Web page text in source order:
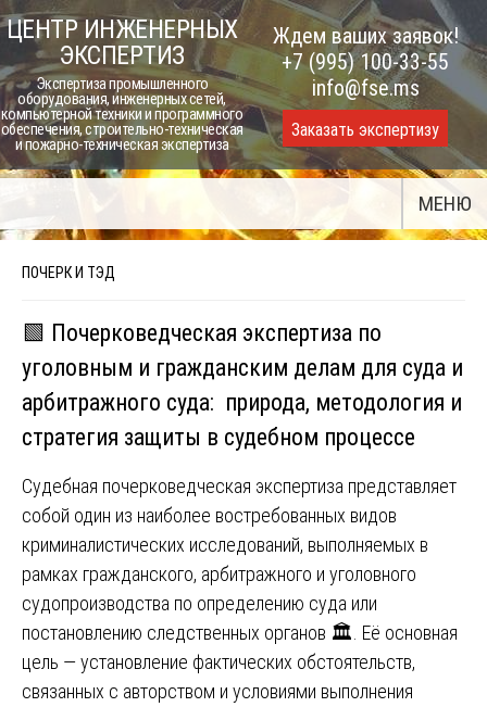
Skip
to
content
ЦЕНТР ИНЖЕНЕРНЫХ
ЭКСПЕРТИЗ
Экспертиза промышленного
оборудования, инженерных сетей,
компьютерной техники и программного
обеспечения, строительно-техническая
и пожарно-техническая экспертиза
Ждем ваших заявок!
+7 (995) 100-33-55
info@fse.ms
Заказать экспертизу
МЕНЮ
ПОЧЕРК И ТЭД
🟩 Почерковедческая экспертиза по
уголовным и гражданским делам для суда и
арбитражного суда: природа, методология и
стратегия защиты в судебном процессе
Судебная почерковедческая экспертиза представляет
собой один из наиболее востребованных видов
криминалистических исследований, выполняемых в
рамках гражданского, арбитражного и уголовного
судопроизводства по определению суда или
постановлению следственных органов 🏛️. Её основная
цель — установление фактических обстоятельств,
связанных с авторством и условиями выполнения